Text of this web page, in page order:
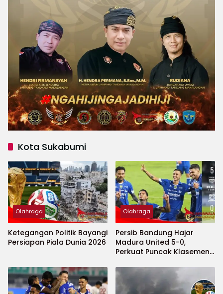
Kota Sukabumi
Olahraga
Ketegangan Politik Bayangi
Persiapan Piala Dunia 2026
Olahraga
Persib Bandung Hajar
Madura United 5-0,
Perkuat Puncak Klasemen